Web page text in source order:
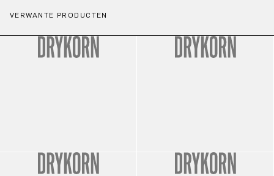
VERWANTE PRODUCTEN